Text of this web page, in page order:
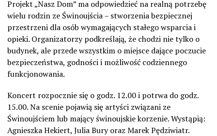
Projekt „Nasz Dom” ma odpowiedzieć na realną potrzebę
wielu rodzin ze Świnoujścia – stworzenia bezpiecznej
przestrzeni dla osób wymagających stałego wsparcia i
opieki. Organizatorzy podkreślają, że chodzi nie tylko o
budynek, ale przede wszystkim o miejsce dające poczucie
bezpieczeństwa, godności i możliwość codziennego
funkcjonowania.
Koncert rozpocznie się o godz. 12.00 i potrwa do godz.
15.00. Na scenie pojawią się artyści związani ze
Świnoujściem lub mający świnoujskie korzenie. Wystąpią:
Agnieszka Hekiert, Julia Bury oraz Marek Pędziwiatr.